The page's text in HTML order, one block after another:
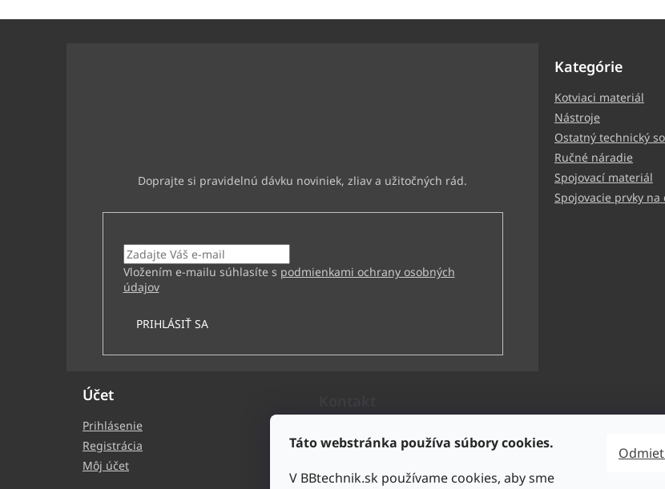
Táto webstránka používa súbory cookies.
V BBtechnik.sk používame cookies, aby sme
Vložením e-mailu súhlasíte s podmienkami ochrany osobných
údajov
PRIHLÁSIŤ SA
Kategórie
Kotviaci materiál
Nástroje
Ostatný technický
Ručné náradie
Spojovací materiál
Spojovacie prvky na
Účet
Prihlásenie
Registrácia
Môj účet
bbtechnik
bbtechnik.sk
BB-TECHNIK s.r.o